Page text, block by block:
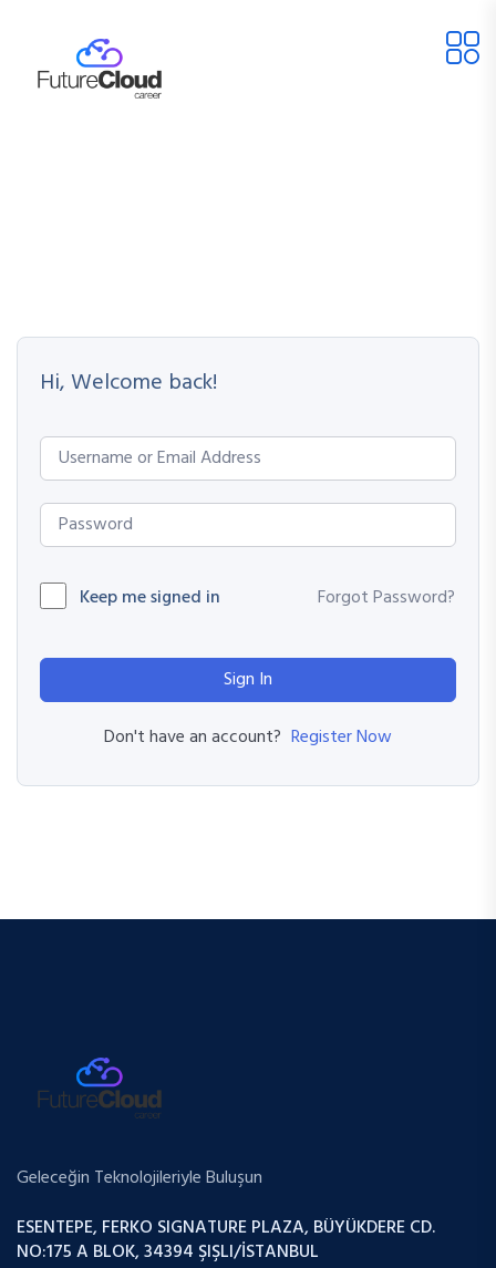
Hi, Welcome back!
Keep me signed in Forgot Password?
Sign In
Don't have an account? Register Now
Geleceğin Teknolojileriyle Buluşun
ESENTEPE, FERKO SIGNATURE PLAZA, BÜYÜKDERE CD.
NO:175 A BLOK, 34394 ŞIŞLI/İSTANBUL